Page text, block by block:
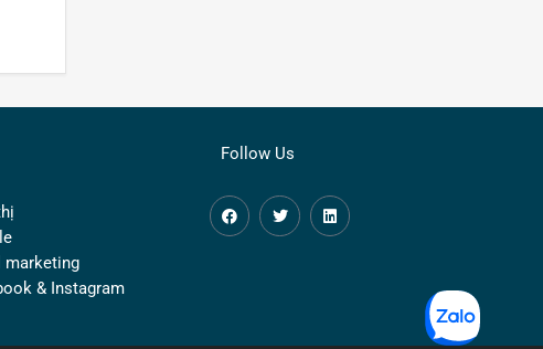
marketing
& Instagram
Follow Us